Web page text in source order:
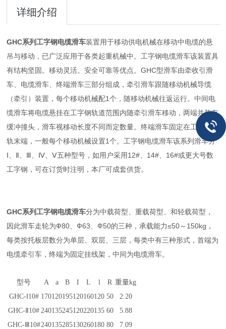
详细介绍
GHC系列工字钢电缆滑车装置用于移动供电机械在移动中电缆的悬
吊与移动，已广泛应用于各类起重机械中。工字钢电缆滑车该装置具
有结构坚固。移动灵活。安全可靠等优点。GHC型滑车由牵收引滑
车、电缆滑车、终端滑车三部分组成，牵引滑车跟随移动机械导缆
（牵引）装置，每个移动机械配1个，随移动机械往返运行。中间电
缆滑车将电缆悬挂在工字钢轨道范围内随牵引滑车移动，两端并装有
缓冲撞头，滑车视移动长度不同而定数量。终端滑车固定在工字钢导
轨末端，一般每个移动机械设置1个。工字钢电缆滑车该系列滑车分
Ⅰ、Ⅱ、Ⅲ、Ⅳ、Ⅴ五种型号，如用户采用12#、14#、16#或更大号数
工字钢，可在订货时注明，本厂可成套供货。
GHC系列工字钢电缆滑车分为中载荷型、重载荷型、和轻载荷型，
因此滑车走轮为Ф80、Ф63、Ф50的三种，承载能力≤50～150kg，
每类按托板层数分为单层、双层、三层，每类中有三种形式，首端为
电缆牵引车，终端为固定挂线架，中间为电缆滑车。
型号 A a B I L l R 重量kg
GHC-Ⅰ10# 170120195120160120 50
2.20
GHC-Ⅱ10# 240135245120220135 60
5.88
GHC-Ⅲ10#240135285130260180 80
7.09